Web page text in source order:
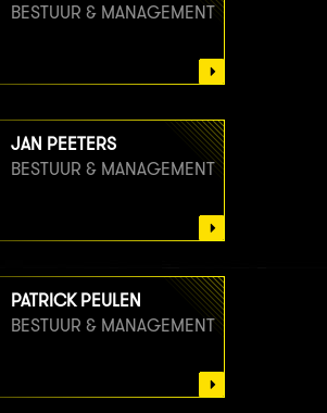
BESTUUR & MANAGEMENT
JAN PEETERS
BESTUUR & MANAGEMENT
PATRICK PEULEN
BESTUUR & MANAGEMENT